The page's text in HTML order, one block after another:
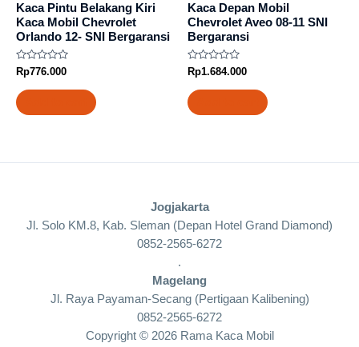
Kaca Pintu Belakang Kiri
Kaca Mobil Chevrolet
Orlando 12- SNI Bergaransi
Rated
0
out
of
5
Rp776.000
Kaca Depan Mobil
Chevrolet Aveo 08-11 SNI
Bergaransi
Rated
0
out
of
5
Rp1.684.000
Jogjakarta
Jl. Solo KM.8, Kab. Sleman (Depan Hotel Grand Diamond)
0852-2565-6272
.
Magelang
Jl. Raya Payaman-Secang (Pertigaan Kalibening)
0852-2565-6272
Copyright © 2026 Rama Kaca Mobil